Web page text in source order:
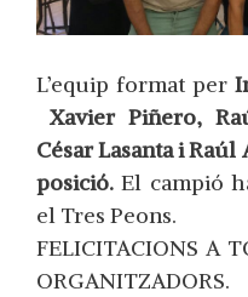
L’equip format per
Xavier Piñero,
César Lasanta i Raúl
posició. El campió
el Tres Peons.
FELICITACIONS A
ORGANITZADORS.